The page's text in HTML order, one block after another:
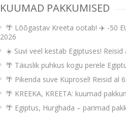
KUUMAD PAKKUMISED
🌴 Lõõgastav Kreeta ootab! ✈️ -50
2026
☀️ Suvi veel kestab Egiptuses! Reisid
🌴 Täiuslik puhkus kogu perele
🌴 Pikenda suve Küprosel! Reisid al
🌴 KREEKA, KREETA: kuumad
🌴 Egiptus, Hurghada – parimad